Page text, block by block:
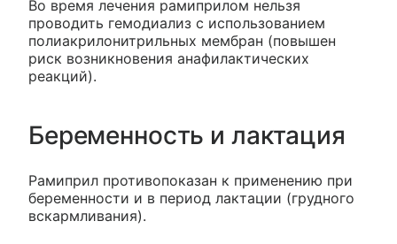
Во время лечения рамиприлом нельзя
проводить гемодиализ с использованием
полиакрилонитрильных мембран (повышен
риск возникновения анафилактических
реакций).
Беременность и лактация
Рамиприл противопоказан к применению при
беременности и в период лактации (грудного
вскармливания).